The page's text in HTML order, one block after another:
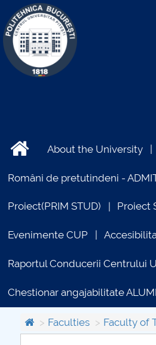
About the University
Români de pretutindeni -
Proiect(PRIM STUD) Proiect
Evenimente CUP
Raportul Conducerii Centrului
Chestionar angajabilitate
Faculties Faculty of